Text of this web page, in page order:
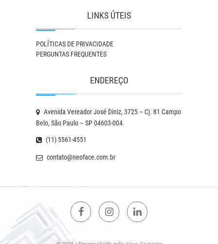
LINKS ÚTEIS
POLÍTICAS DE PRIVACIDADE
PERGUNTAS FREQUENTES
ENDEREÇO
Avenida Vereador José Diniz, 3725 – Cj. 81 Campo
Belo, São Paulo – SP 04603-004
(11) 5561-4551
contato@neoface.com.br
FacebookInstagramLinkedin